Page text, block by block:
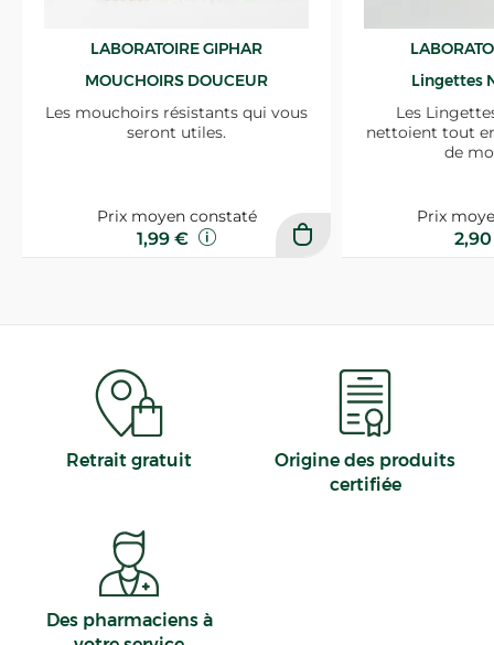
LABORATOIRE GIPHAR
MOUCHOIRS DOUCEUR
Les mouchoirs résistants qui vous
seront utiles.
Prix moyen constaté
1,99 €
Lingettes
Les
nettoient tout
de
Prix
Retrait gratuit
Origine des produits
certifiée
Des pharmaciens à